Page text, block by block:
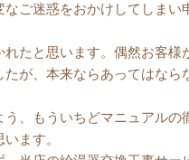
ご迷惑をおかけしてしまい
たと思います。偶然お客様
が、本来ならあってはなら
、もういちどマニュアルの
ます。